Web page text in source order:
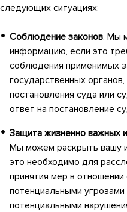
следующих ситуациях:
Соблюдение законов. Мы
информацию, если это
соблюдения применимых
государственных
постановления суда или
ответ на постановление
Защита жизненно важных
Мы можем раскрыть вашу
это необходимо для
принятия мер в отношении
потенциальными
потенциальными